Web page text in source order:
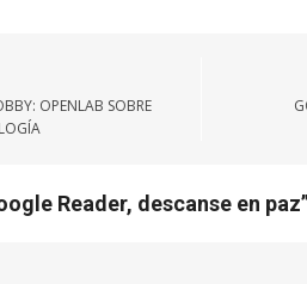
OPENLAB SOBRE
Reader, descanse en paz